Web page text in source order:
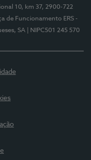
10, km 37, 2900-722
de Funcionamento ERS -
SA | NIPC501 245 570